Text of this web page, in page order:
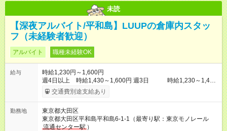
未読
【深夜アルバイト/平和島】LUUPの倉庫内スタッ
フ（未経験者歓迎）
アルバイト 職種未経験OK
給与
時給1,230円～1,600円
週4日以上 時給1,430～1,600円 週3日 時給1,230～1,400
円 ※22:00～5:00は、25％アップ ※土日祝日は時給100円アッ
プ！ 【試用期間】試用期間あり 試用期間の長さ：1ヶ月 雇用形
交通費別途支給あり
勤務地
東京都大田区
東京都大田区平和島平和島6-1-1（最寄り駅：東京モノレール
流通センター駅 ）